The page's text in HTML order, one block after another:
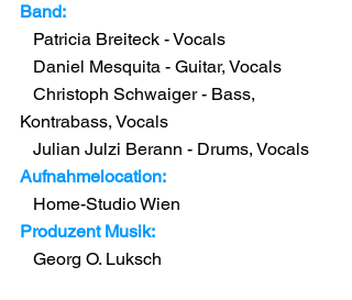
Band:
   Patricia Breiteck - Vocals
   Daniel Mesquita - Guitar, Vocals
Kontrabass, Vocals
   Julian Julzi Berann - Drums, Vocals
Aufnahmelocation:
   Home-Studio Wien
Produzent Musik:
   Georg O. Luksch